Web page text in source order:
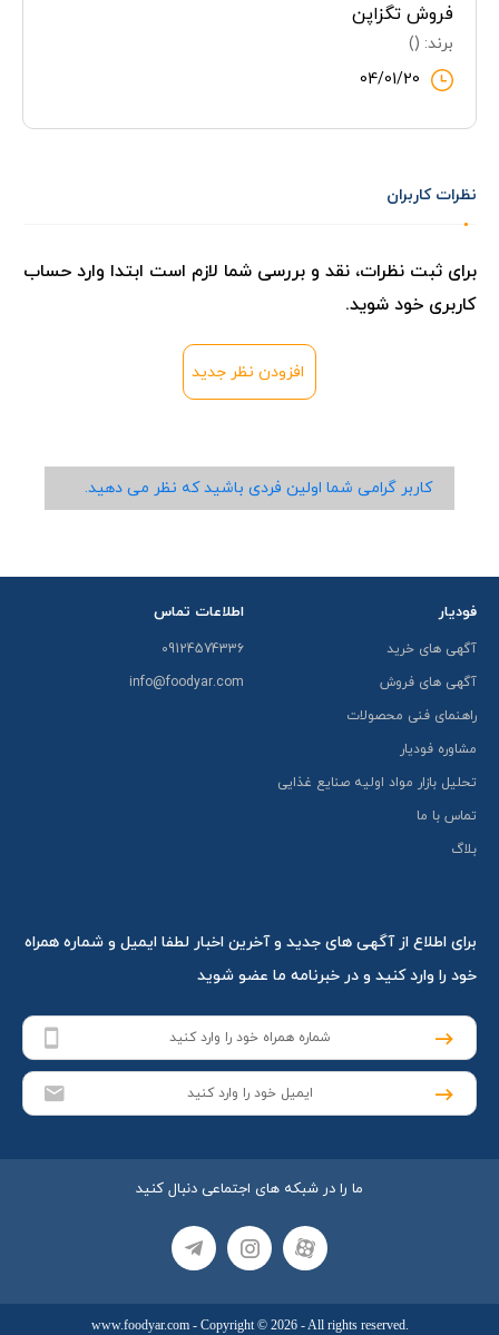
فروش تگزاپن
برند: ()
04/01/20
نظرات کاربران
برای ثبت نظرات، نقد و بررسی شما لازم است ابتدا وارد حساب
کاربری خود شوید.
افزودن نظر جدید
کاربر گرامی شما اولین فردی باشید که نظر می دهید.
فودیار
آگهی های خرید
آگهی های فروش
راهنمای فنی محصولات
مشاوره فودیار
تحلیل بازار مواد اولیه صنایع غذایی
تماس با ما
بلاگ
اطلاعات تماس
09124574336
info@foodyar.com
برای اطلاع از آگهی های جدید و آخرین اخبار لطفا ایمیل و شماره همراه
خود را وارد کنید و در خبرنامه ما عضو شوید
ما را در شبکه های اجتماعی دنبال کنید
www.foodyar.com- Copyright © 2026 - All rights reserved.